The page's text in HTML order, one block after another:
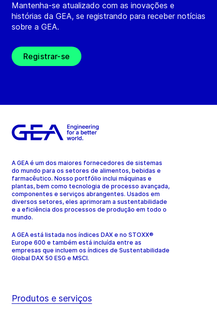
Mantenha-se atualizado com as inovações e
histórias da GEA, se registrando para receber notícias
sobre a GEA.
Registrar-se
A GEA é um dos maiores fornecedores de sistemas
do mundo para os setores de alimentos, bebidas e
farmacêutico. Nosso portfólio inclui máquinas e
plantas, bem como tecnologia de processo avançada,
componentes e serviços abrangentes. Usados em
diversos setores, eles aprimoram a sustentabilidade
e a eficiência dos processos de produção em todo o
mundo.
A GEA está listada nos índices DAX e no STOXX®
Europe 600 e também está incluída entre as
empresas que incluem os índices de Sustentabilidade
Global DAX 50 ESG e MSCI.
Produtos e serviços